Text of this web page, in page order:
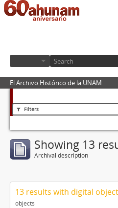
El Archivo Histórico de la UNAM
Filters
Showing 13
Archival description
13 results with digital
objects